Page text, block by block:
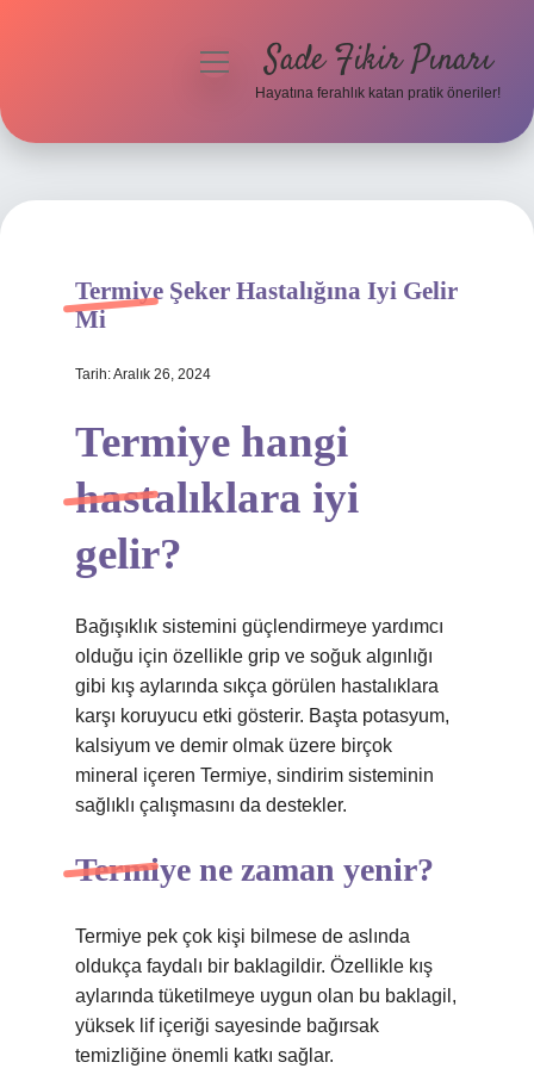
Hakkımızda
menüyüSade Fikir Pınarı
Hayatına ferahlık katan pratik öneriler!
Termiye Şeker Hastalığına Iyi Gelir
Mi
Tarih: Aralık 26, 2024
Termiye hangi
hastalıklara iyi
gelir?
Bağışıklık sistemini güçlendirmeye yardımcı
olduğu için özellikle grip ve soğuk algınlığı
gibi kış aylarında sıkça görülen hastalıklara
karşı koruyucu etki gösterir. Başta potasyum,
kalsiyum ve demir olmak üzere birçok
mineral içeren Termiye, sindirim sisteminin
sağlıklı çalışmasını da destekler.
Termiye ne zaman yenir?
Termiye pek çok kişi bilmese de aslında
oldukça faydalı bir baklagildir. Özellikle kış
aylarında tüketilmeye uygun olan bu baklagil,
yüksek lif içeriği sayesinde bağırsak
temizliğine önemli katkı sağlar.